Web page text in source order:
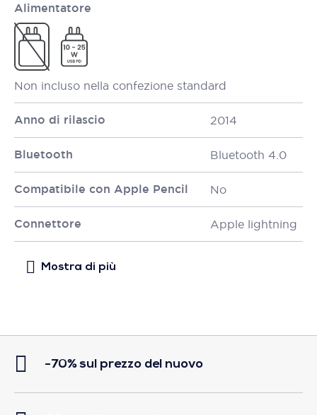
Alimentatore
Non incluso nella confezione standard
Anno di rilascio 2014
Bluetooth Bluetooth 4.0
Compatibile con Apple Pencil No
Connettore Apple lightning
-70% sul prezzo del nuovo